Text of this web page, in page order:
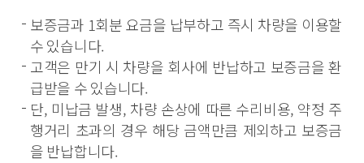
보증금과 1회분 요금을 납부하고 즉시 차량을 이용할
수 있습니다.
고객은 만기 시 차량을 회사에 반납하고 보증금을 환
급받을 수 있습니다.
단, 미납금 발생, 차량 손상에 따른 수리비용, 약정 주
행거리 초과의 경우 해당 금액만큼 제외하고 보증금
을 반납합니다.